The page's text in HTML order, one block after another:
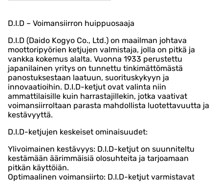
D.I.D – Voimansiirron huippuosaaja
D.I.D (Daido Kogyo Co., Ltd.) on maailman johtava
moottoripyörien ketjujen valmistaja, jolla on pitkä ja
vankka kokemus alalta. Vuonna 1933 perustettu
japanilainen yritys on tunnettu tinkimättömästä
panostuksestaan laatuun, suorituskykyyn ja
innovaatioihin. D.I.D-ketjut ovat valinta niin
ammattilaisille kuin harrastajillekin, jotka vaativat
voimansiirroltaan parasta mahdollista luotettavuutta ja
kestävyyttä.
D.I.D-ketjujen keskeiset ominaisuudet:
Ylivoimainen kestävyys: D.I.D-ketjut on suunniteltu
kestämään äärimmäisiä olosuhteita ja tarjoamaan
pitkän käyttöiän.
Optimaalinen voimansiirto: D.I.D-ketjut varmistavat